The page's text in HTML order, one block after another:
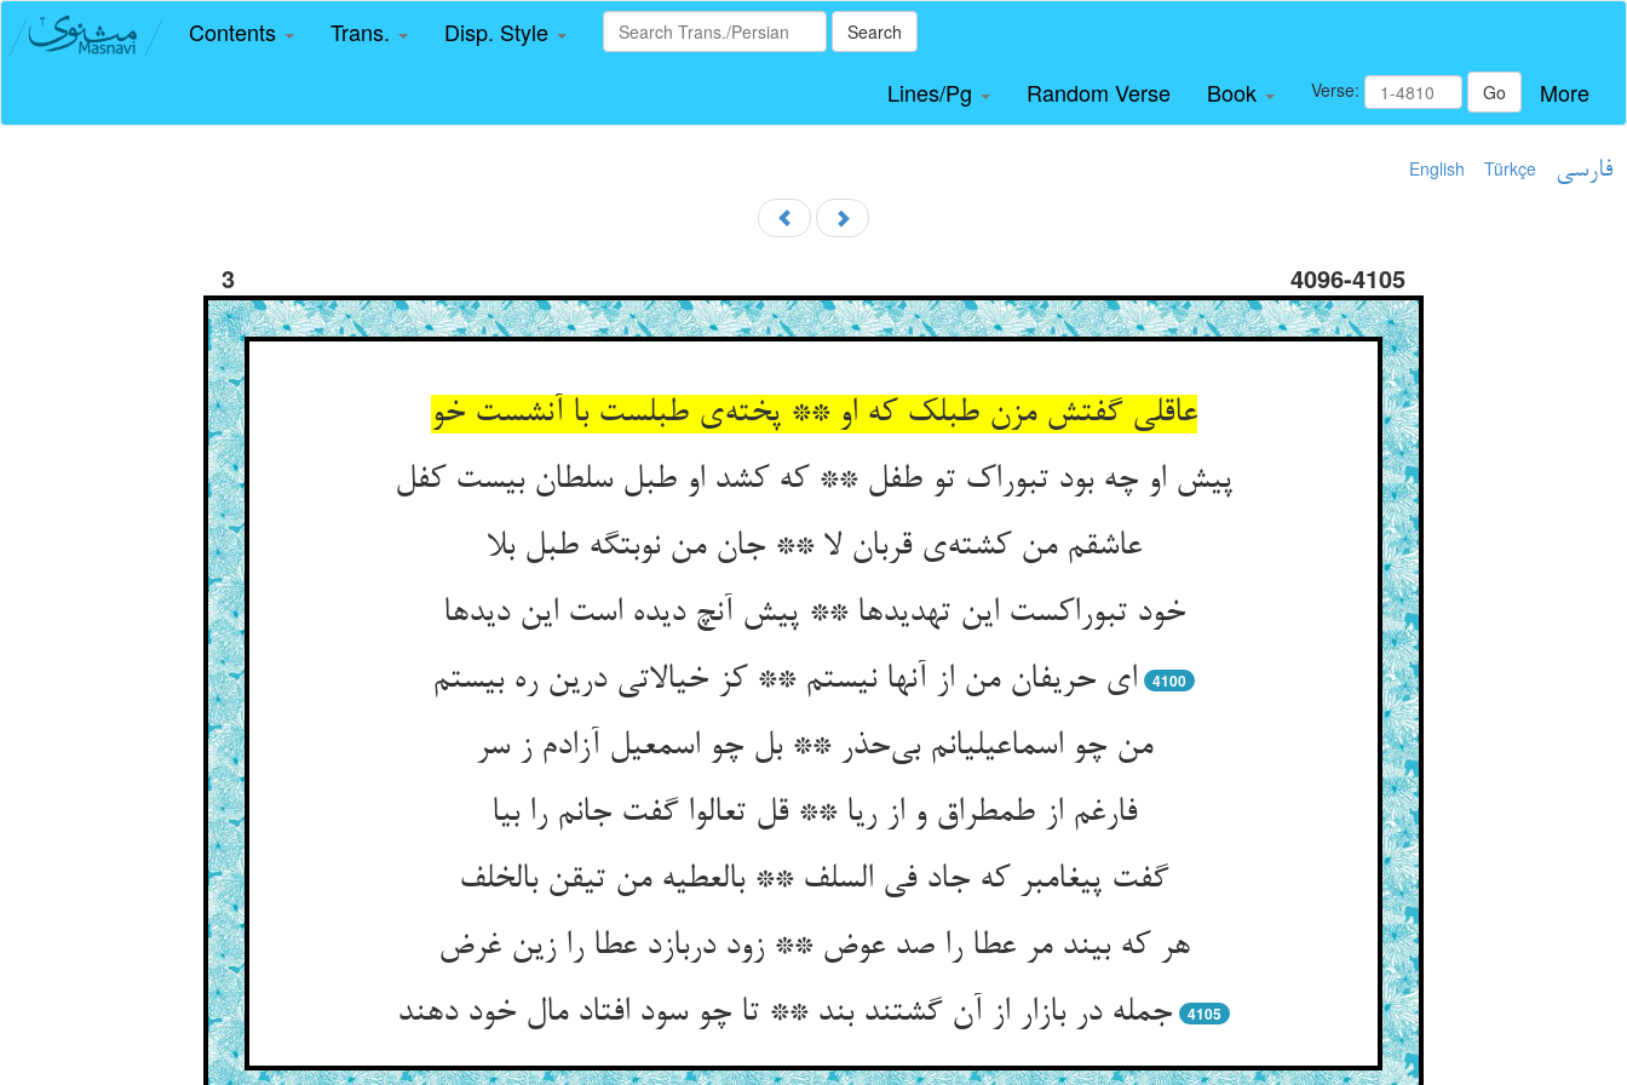
Contents Trans. Disp. Style Search
Lines/Pg Random Verse Book Verse: Go More
English Türkçe فارسی
3 4096-4105
عاقلی گفتش مزن طبلک که او ** پخته‌ی طبلست با آنشست خو
پیش او چه بود تبوراک تو طفل ** که کشد او طبل سلطان بیست کفل
عاشقم من کشته‌ی قربان لا ** جان من نوبتگه طبل بلا
خود تبوراکست این تهدیدها ** پیش آنچ دیده است این دیدها
ای حریفان من از آنها نیستم ** کز خیالاتی درین ره بیستم
4100
من چو اسماعیلیانم بی‌حذر ** بل چو اسمعیل آزادم ز سر
فارغم از طمطراق و از ریا ** قل تعالوا گفت جانم را بیا
گفت پیغامبر که جاد فی السلف ** بالعطیه من تیقن بالخلف
هر که بیند مر عطا را صد عوض ** زود دربازد عطا را زین غرض
جمله در بازار از آن گشتند بند ** تا چو سود افتاد مال خود دهند
4105